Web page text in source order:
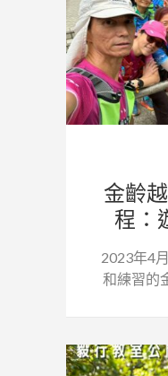
金齡
程：
2023年4
和練習的